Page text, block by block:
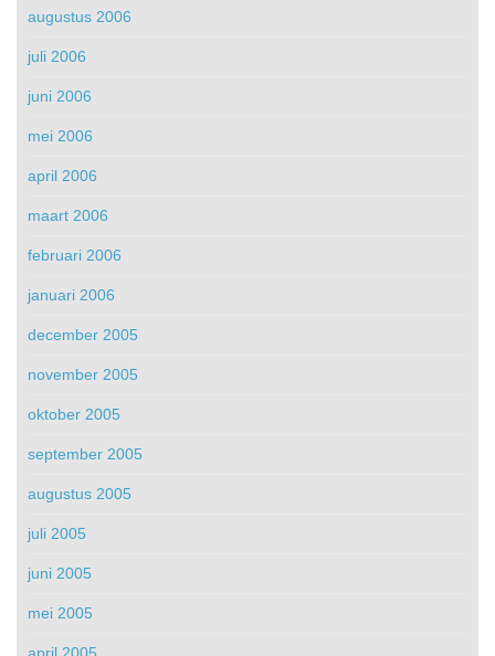
augustus 2006
juli 2006
juni 2006
mei 2006
april 2006
maart 2006
februari 2006
januari 2006
december 2005
november 2005
oktober 2005
september 2005
augustus 2005
juli 2005
juni 2005
mei 2005